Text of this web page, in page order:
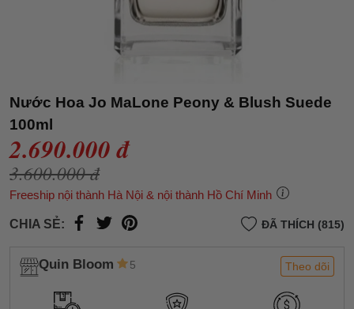
Nước Hoa Jo MaLone Peony & Blush Suede
100ml
2.690.000 đ
3.600.000 đ
Freeship nội thành Hà Nội & nội thành Hồ Chí Minh
CHIA SẺ: ĐÃ THÍCH (815)
Quin Bloom 5 Theo dõi